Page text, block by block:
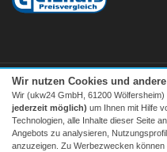
Wir nutzen Cookies und
Wir (ukw24 GmbH, 61200 Wölfersheim)
jederzeit möglich) um Ihnen mit Hilfe
Technologien, alle Inhalte dieser Seite
Angebots zu analysieren,
anzuzeigen. Zu Werbezwecken